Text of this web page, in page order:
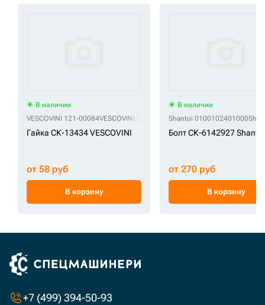
В наличии
VESCOVINI 121-00084VESCOVINI 2505720221504VESCOVINI 3081344
Гайка СК-13434 VESCOVINI
от 58 руб
В корзину
В наличии
Shantui 0100102401000
Болт СК-6142927 Shantui
от 270 руб
В корзину
+7 (499) 394-50-93